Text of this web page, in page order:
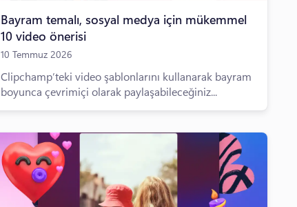
Bayram temalı, sosyal medya için mükemmel
10 video önerisi
10 Temmuz 2026
Clipchamp’teki video şablonlarını kullanarak bayram
boyunca çevrimiçi olarak paylaşabileceğiniz...